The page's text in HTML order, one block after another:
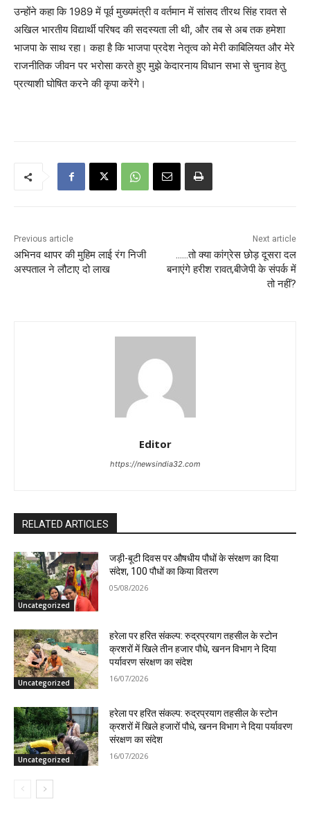
उन्होंने कहा कि 1989 में पूर्व मुख्यमंत्री व वर्तमान में सांसद तीरथ सिंह रावत से
अखिल भारतीय विद्यार्थी परिषद की सदस्यता ली थी, और तब से अब तक हमेशा
भाजपा के साथ रहा। कहा है कि भाजपा प्रदेश नेतृत्व को मेरी काबिलियत और मेरे
राजनीतिक जीवन पर भरोसा करते हुए मुझे केदारनाय विधान सभा से चुनाव हेतु
प्रत्याशी घोषित करने की कृपा करेंगे।
Previous article
अभिनव थापर की मुहिम लाई रंग निजी
अस्पताल ने लौटाए दो लाख
Next article
……तो क्या कांग्रेस छोड़ दूसरा दल
बनाएंगे हरीश रावत,बीजेपी के संपर्क में
तो नहीं?
Editor
https://newsindia32.com
RELATED ARTICLES
Uncategorized
जड़ी-बूटी दिवस पर औषधीय पौधों के संरक्षण का दिया
संदेश, 100 पौधों का किया वितरण
05/08/2026
Uncategorized
हरेला पर हरित संकल्प: रुद्रप्रयाग तहसील के स्टोन
क्रशरों में खिले तीन हजार पौधे, खनन विभाग ने दिया
पर्यावरण संरक्षण का संदेश
16/07/2026
Uncategorized
हरेला पर हरित संकल्प: रुद्रप्रयाग तहसील के स्टोन
क्रशरों में खिले हजारों पौधे, खनन विभाग ने दिया पर्यावरण
संरक्षण का संदेश
16/07/2026